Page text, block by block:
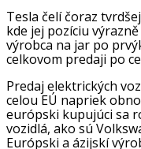
Tesla čelí čoraz
kde jej pozíciu
výrobca na jar po
celkovom predaji po
Predaj elektrických
celou EÚ napriek
európski kupujúci sa
vozidlá, ako sú
Európski a ázijskí